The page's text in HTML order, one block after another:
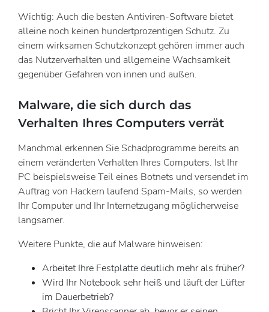
Wichtig: Auch die besten Antiviren-Software bietet
alleine noch keinen hundertprozentigen Schutz. Zu
einem wirksamen Schutzkonzept gehören immer auch
das Nutzerverhalten und allgemeine Wachsamkeit
gegenüber Gefahren von innen und außen.
Malware, die sich durch das
Verhalten Ihres Computers verrät
Manchmal erkennen Sie Schadprogramme bereits an
einem veränderten Verhalten Ihres Computers. Ist Ihr
PC beispielsweise Teil eines Botnets und versendet im
Auftrag von Hackern laufend Spam-Mails, so werden
Ihr Computer und Ihr Internetzugang möglicherweise
langsamer.
Weitere Punkte, die auf Malware hinweisen:
Arbeitet Ihre Festplatte deutlich mehr als früher?
Wird Ihr Notebook sehr heiß und läuft der Lüfter
im Dauerbetrieb?